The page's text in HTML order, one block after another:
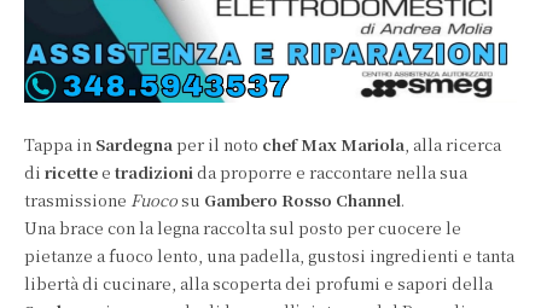
Tappa in Sardegnaper il noto chef Max Mariola, alla ricerca
di ricettee tradizionida proporre e raccontare nella sua
trasmissione Fuocosu Gambero Rosso Channel.
Una brace con la legna raccolta sul posto per cuocere le
pietanze a fuoco lento, una padella, gustosi ingredienti e tanta
libertà di cucinare, alla scoperta dei profumi e sapori della